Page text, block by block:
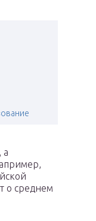
а
о среднем